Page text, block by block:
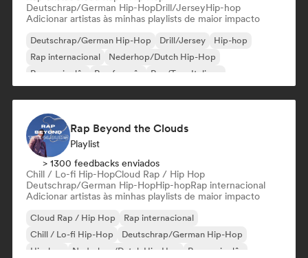
Deutschrap/German Hip-HopDrill/JerseyHip-hop
Adicionar artistas às minhas playlists de maior impacto
Deutschrap/German Hip-Hop Drill/Jersey
Hip-hop
Rap internacional
Nederhop/Dutch Hip-Hop
Rap em inglês
Rap francês Rap/Trap Italiano
Rap Beyond the Clouds
Playlist
> 1300 feedbacks enviados
Chill / Lo-fi Hip-HopCloud Rap / Hip Hop
Deutschrap/German Hip-HopHip-hopRap internacional
Adicionar artistas às minhas playlists de maior impacto
Cloud Rap / Hip Hop
Rap internacional
Chill / Lo-fi Hip-Hop
Deutschrap/German Hip-Hop
Hip-hop
Nederhop/Dutch Hip-Hop
Rap em inglês